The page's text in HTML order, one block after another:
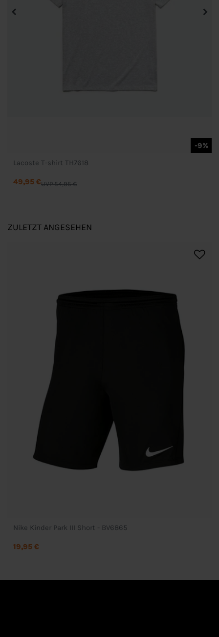
-9%
Lacoste T-shirt TH7618
UVP 54,95 €
49,95 €
ZULETZT ANGESEHEN
Nike Kinder Park III Short - BV6865
19,95 €